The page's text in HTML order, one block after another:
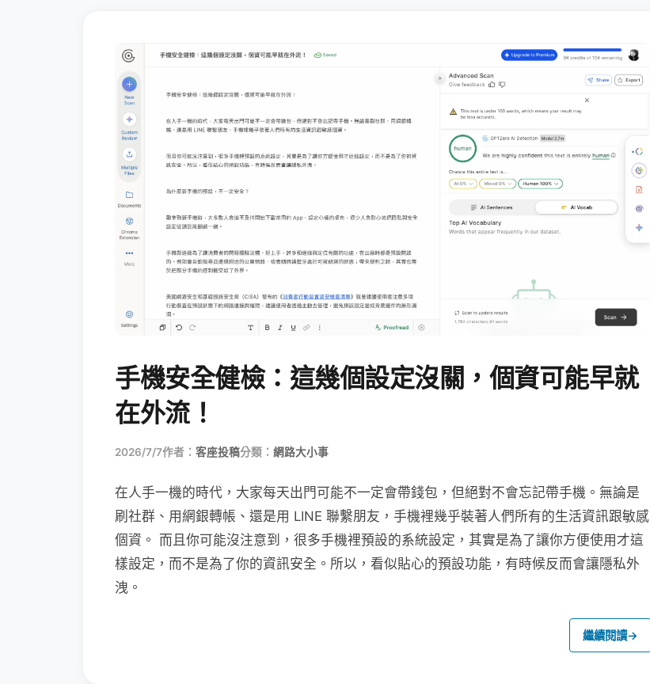
手機安全健檢：這幾個設定沒關，個資可能早就
在外流！
2026/7/7作者： 客座投稿分類： 網路大小事
在人手一機的時代，大家每天出門可能不一定會帶錢包，但絕對不會忘記帶手機。無論是
刷社群、用網銀轉帳、還是用 LINE 聯繫朋友，手機裡幾乎裝著人們所有的生活資訊跟敏感
個資。 而且你可能沒注意到，很多手機裡預設的系統設定，其實是為了讓你方便使用才這
樣設定，而不是為了你的資訊安全。所以，看似貼心的預設功能，有時候反而會讓隱私外
洩。
繼續閱讀→